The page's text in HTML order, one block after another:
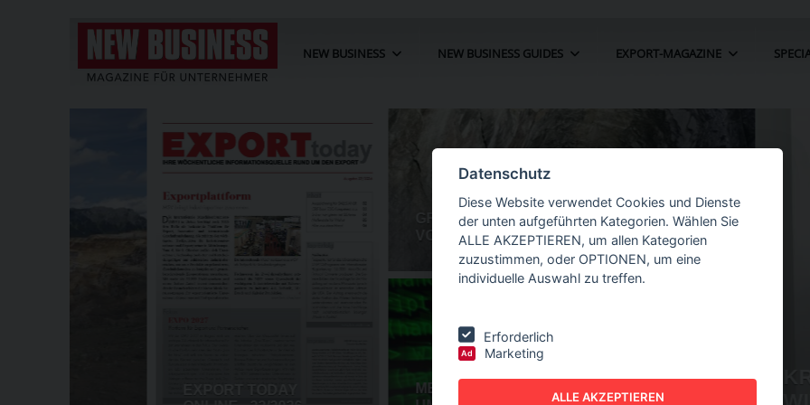
NEW BUSINESS NEW BUSINESS GUIDES EXPORT-MAGAZINE
KRIZ-ZWITTKOVITS ALS CHEFIN DER
GUIDES - AUTOMATION
Datenschutz
Diese Website verwendet Cookies und Dienste
der unten aufgeführten Kategorien. Wählen Sie
ALLE AKZEPTIEREN, um allen Kategorien
zuzustimmen, oder OPTIONEN, um eine
individuelle Auswahl zu treffen.
Erforderlich
Ad Marketing
ALLE AKZEPTIEREN